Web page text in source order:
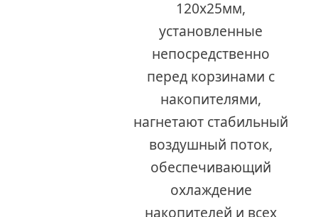
120х25мм,
установленные
непосредственно
перед корзинами с
накопителями,
нагнетают стабильный
воздушный поток,
обеспечивающий
охлаждение
накопителей и всех